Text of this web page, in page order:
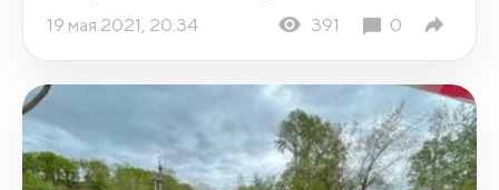
19 мая 2021, 20:34 391 0